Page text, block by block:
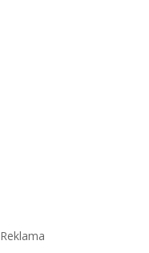
Reklama